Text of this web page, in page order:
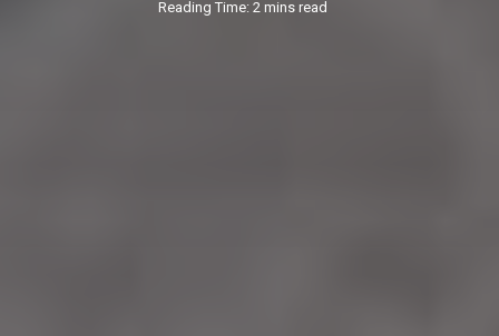
Reading Time: 2 mins read